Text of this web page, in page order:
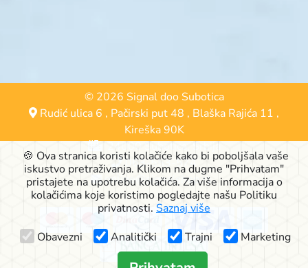
© 2026 Signal doo Subotica
Rudić ulica 6 , Pačirski put 48 , Blaška Rajića 11 ,
Kireška 90K
24000 Subotica, Srbija
063-553-574
online@signalshop.rs
🍪 Ova stranica koristi kolačiće kako bi poboljšala vaše
iskustvo pretraživanja. Klikom na dugme "Prihvatam"
pristajete na upotrebu kolačića. Za više informacija o
kolačićima koje koristimo pogledajte našu Politiku
privatnosti. Saznaj više
Obavezni
Analitički Trajni Marketing